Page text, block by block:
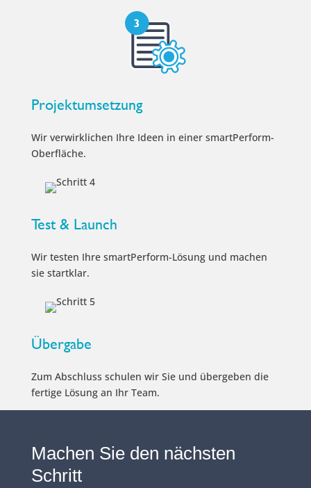
Projektumsetzung
Wir verwirklichen Ihre Ideen in einer smartPerform-
Oberfläche.
Test & Launch
Wir testen Ihre smartPerform-Lösung und machen
sie startklar.
Übergabe
Zum Abschluss schulen wir Sie und übergeben die
fertige Lösung an Ihr Team.
Machen Sie den nächsten
Schritt